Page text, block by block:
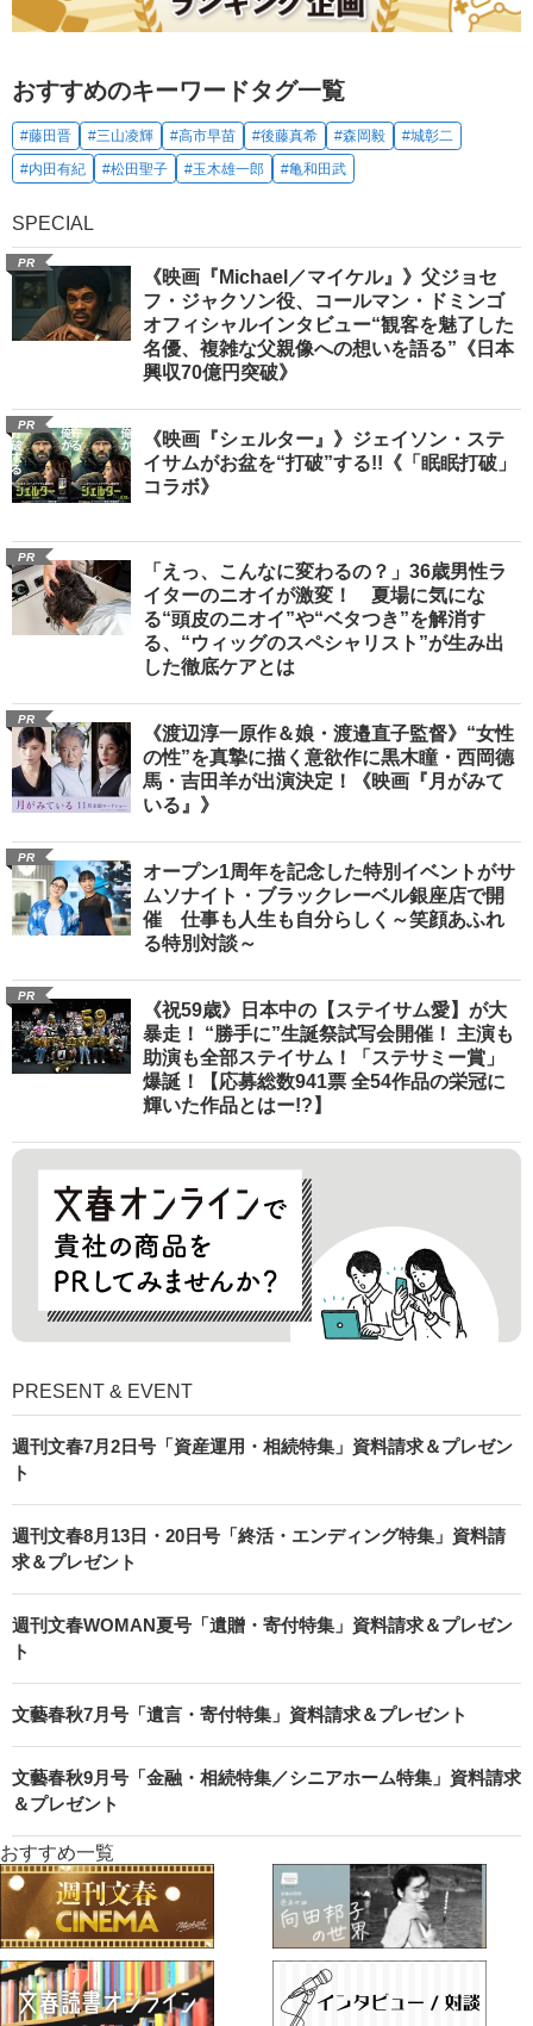
おすすめのキーワードタグ一覧
#藤田晋 #三山凌輝 #高市早苗 #後藤真希 #森岡毅
#城彰二
#内田有紀
#松田聖子 #玉木雄一郎 #亀和田武
SPECIAL
PR
《映画『Michael／マイケル』》父ジョセ
フ・ジャクソン役、コールマン・ドミンゴ
オフィシャルインタビュー“観客を魅了した
名優、複雑な父親像への想いを語る”《日本
興収70億円突破》
PR
《映画『シェルター』》ジェイソン・ステ
イサムがお盆を“打破”する!!《「眠眠打破」
コラボ》
PR
「えっ、こんなに変わるの？」36歳男性ラ
イターのニオイが激変！ 夏場に気にな
る“頭皮のニオイ”や“ベタつき”を解消す
る、“ウィッグのスペシャリスト”が生み出
した徹底ケアとは
PR
《渡辺淳一原作＆娘・渡邉直子監督》“女性
の性”を真摯に描く意欲作に黒木瞳・西岡德
馬・吉田羊が出演決定！《映画『月がみて
いる』》
PR
オープン1周年を記念した特別イベントがサ
ムソナイト・ブラックレーベル銀座店で開
催 仕事も人生も自分らしく～笑顔あふれ
る特別対談～
PR
《祝59歳》日本中の【ステイサム愛】が大
暴走！ “勝手に”生誕祭試写会開催！ 主演も
助演も全部ステイサム！「ステサミー賞」
爆誕！【応募総数941票 全54作品の栄冠に
輝いた作品とはー!?】
PRESENT & EVENT
週刊文春7月2日号「資産運用・相続特集」資料請求＆プレゼン
ト
週刊文春8月13日・20日号「終活・エンディング特集」資料請
求＆プレゼント
週刊文春WOMAN夏号「遺贈・寄付特集」資料請求＆プレゼン
ト
文藝春秋7月号「遺言・寄付特集」資料請求＆プレゼント
文藝春秋9月号「金融・相続特集／シニアホーム特集」資料請求
＆プレゼント
おすすめ一覧